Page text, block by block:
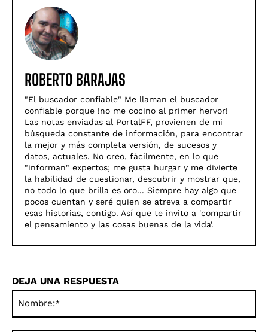
ROBERTO BARAJAS
"El buscador confiable" Me llaman el buscador
confiable porque !no me cocino al primer hervor!
Las notas enviadas al PortalFF, provienen de mi
búsqueda constante de información, para encontrar
la mejor y más completa versión, de sucesos y
datos, actuales. No creo, fácilmente, en lo que
"informan" expertos; me gusta hurgar y me divierte
la habilidad de cuestionar, descubrir y mostrar que,
no todo lo que brilla es oro... Siempre hay algo que
pocos cuentan y seré quien se atreva a compartir
esas historias, contigo. Así­ que te invito a 'compartir
el pensamiento y las cosas buenas de la vida'.
DEJA UNA RESPUESTA